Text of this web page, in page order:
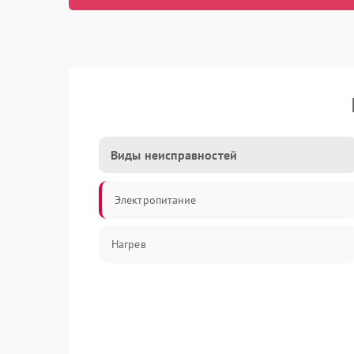
Виды неисправностей
Электропитание
Нагрев